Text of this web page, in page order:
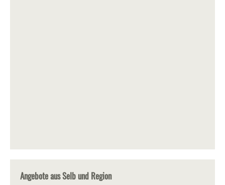
Angebote aus Selb und Region